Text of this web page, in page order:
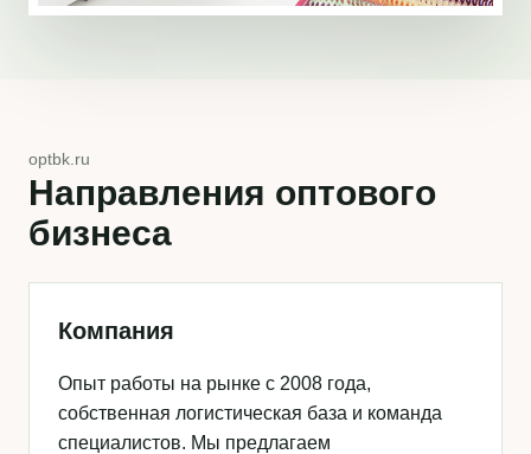
optbk.ru
Направления оптового
бизнеса
Компания
Опыт работы на рынке с 2008 года,
собственная логистическая база и команда
специалистов. Мы предлагаем